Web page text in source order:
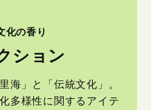
化の香り
ション
海」と「伝統文化」。
多様性に関するアイテ